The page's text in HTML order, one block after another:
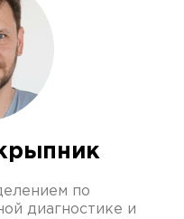
по
диагностике и